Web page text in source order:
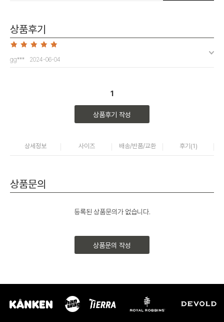
상품후기
gg*** 2024-06-04
1
상품후기 작성
상세정보 사이즈 배송/반품/교환 후기(1)
상품문의
등록된 상품문의가 없습니다.
상품문의 작성